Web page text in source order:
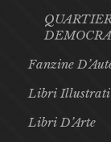
Fanzine
Libri Illustrati
Libri D’Arte